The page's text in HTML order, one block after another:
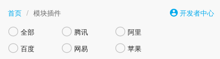
首页 / 模块插件 开发者中心
 全部  腾讯  阿里
 百度  网易  苹果